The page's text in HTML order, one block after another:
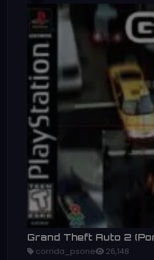
Grand Theft Auto 2
corrida_psone 26,148